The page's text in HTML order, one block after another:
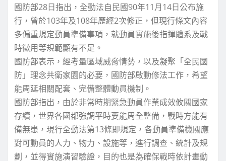
國防部28日指出，全動法自民國90年11月14日公布施
行，曾於103年及108年歷經2次修正，但現行條文內容
多偏重規定動員準備事項，就動員實施後指揮體系及戰
時徵用等規範顯有不足。
國防部表示，經考量區域威脅情勢，以及凝聚「全民國
防」理念共衛家園的必要，國防部啟動修法工作，希望
能周延相關配套、完備整體動員機制。
國防部指出，由於非常時期緊急動員作業成效攸關國家
存續，世界各國都強調平時要能周全整備，戰時方能有
備無患，現行全動法第13條即規定，各動員準備機關應
對可動員的人力、物力、設施等，進行調查、統計及規
劃，並得實施演習驗證，目的也是為確保戰時依計畫動